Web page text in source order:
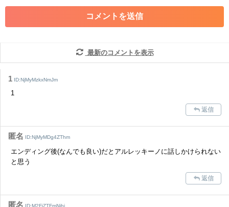
・各ゲームのネタバレを含む内容の投稿
・その他、管理者が不適切と判断した投稿
コメントの削除を申請する※投稿内容を確認後、順次対応さ
せていただきます。ご了承ください。
また、過度な利用規約の違反や、弊社に損害の及ぶ内容の書き込みがあ
った場合は、法的措置をとらせていただく場合もございますので、あら
かじめご理解くださいませ。
最新のコメントを表示
1 ID:NjMyMzkxNmJm
1
返信
匿名 ID:NjMyMDg4ZThm
エンディング後(なんでも良い)だとアルレッキーノに話しかけられない
と思う
返信
匿名 ID:M2FiZTFmNjhj